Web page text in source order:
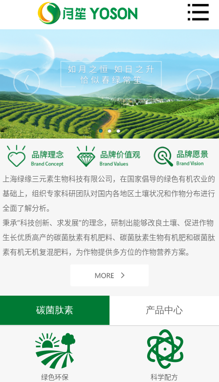
上海绿缘三元素生物科技有限公司，在国家倡导的绿色有机农业的
基础上，组织专家科研团队对国内各地区土壤状况和作物分布进行
全面了解分析。
秉承“科技创新、求发展”的理念，研制出能够改良土壤、促进作物
生长优质高产的碳菌肽素有机肥料、碳菌肽素生物有机肥和碳菌肽
素有机无机复混肥料，为作物提供多方位的作物营养方案。
碳菌肽素 产品中心
绿色环保 科学配方